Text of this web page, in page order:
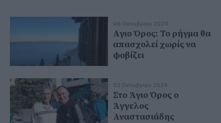
06 Οκτωβρίου 2024
Αγιο Όρος: Το ρήγμα θα
απασχολεί χωρίς να
φοβίζει
02 Οκτωβρίου 2024
Στο Άγιο Όρος ο
Άγγελος
Αναστασιάδης